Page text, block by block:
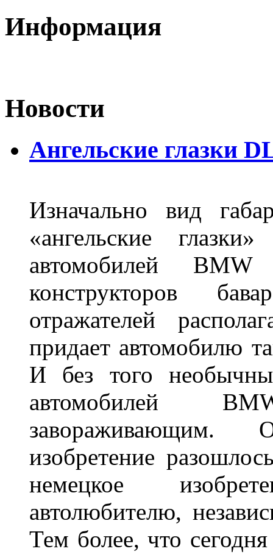
Информация
Новости
Ангельские глазки
Изначально вид
«ангельские
автомобилей
конструкторов
отражателей
придает автомобилю
И без того
автомобилей
завораживающим.
изобретение
немецкое
автолюбителю,
Тем более, что сегодня